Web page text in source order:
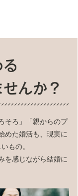
そろ」「親からのプ
めた婚活も、現実に
もの。
を感じながら結婚に